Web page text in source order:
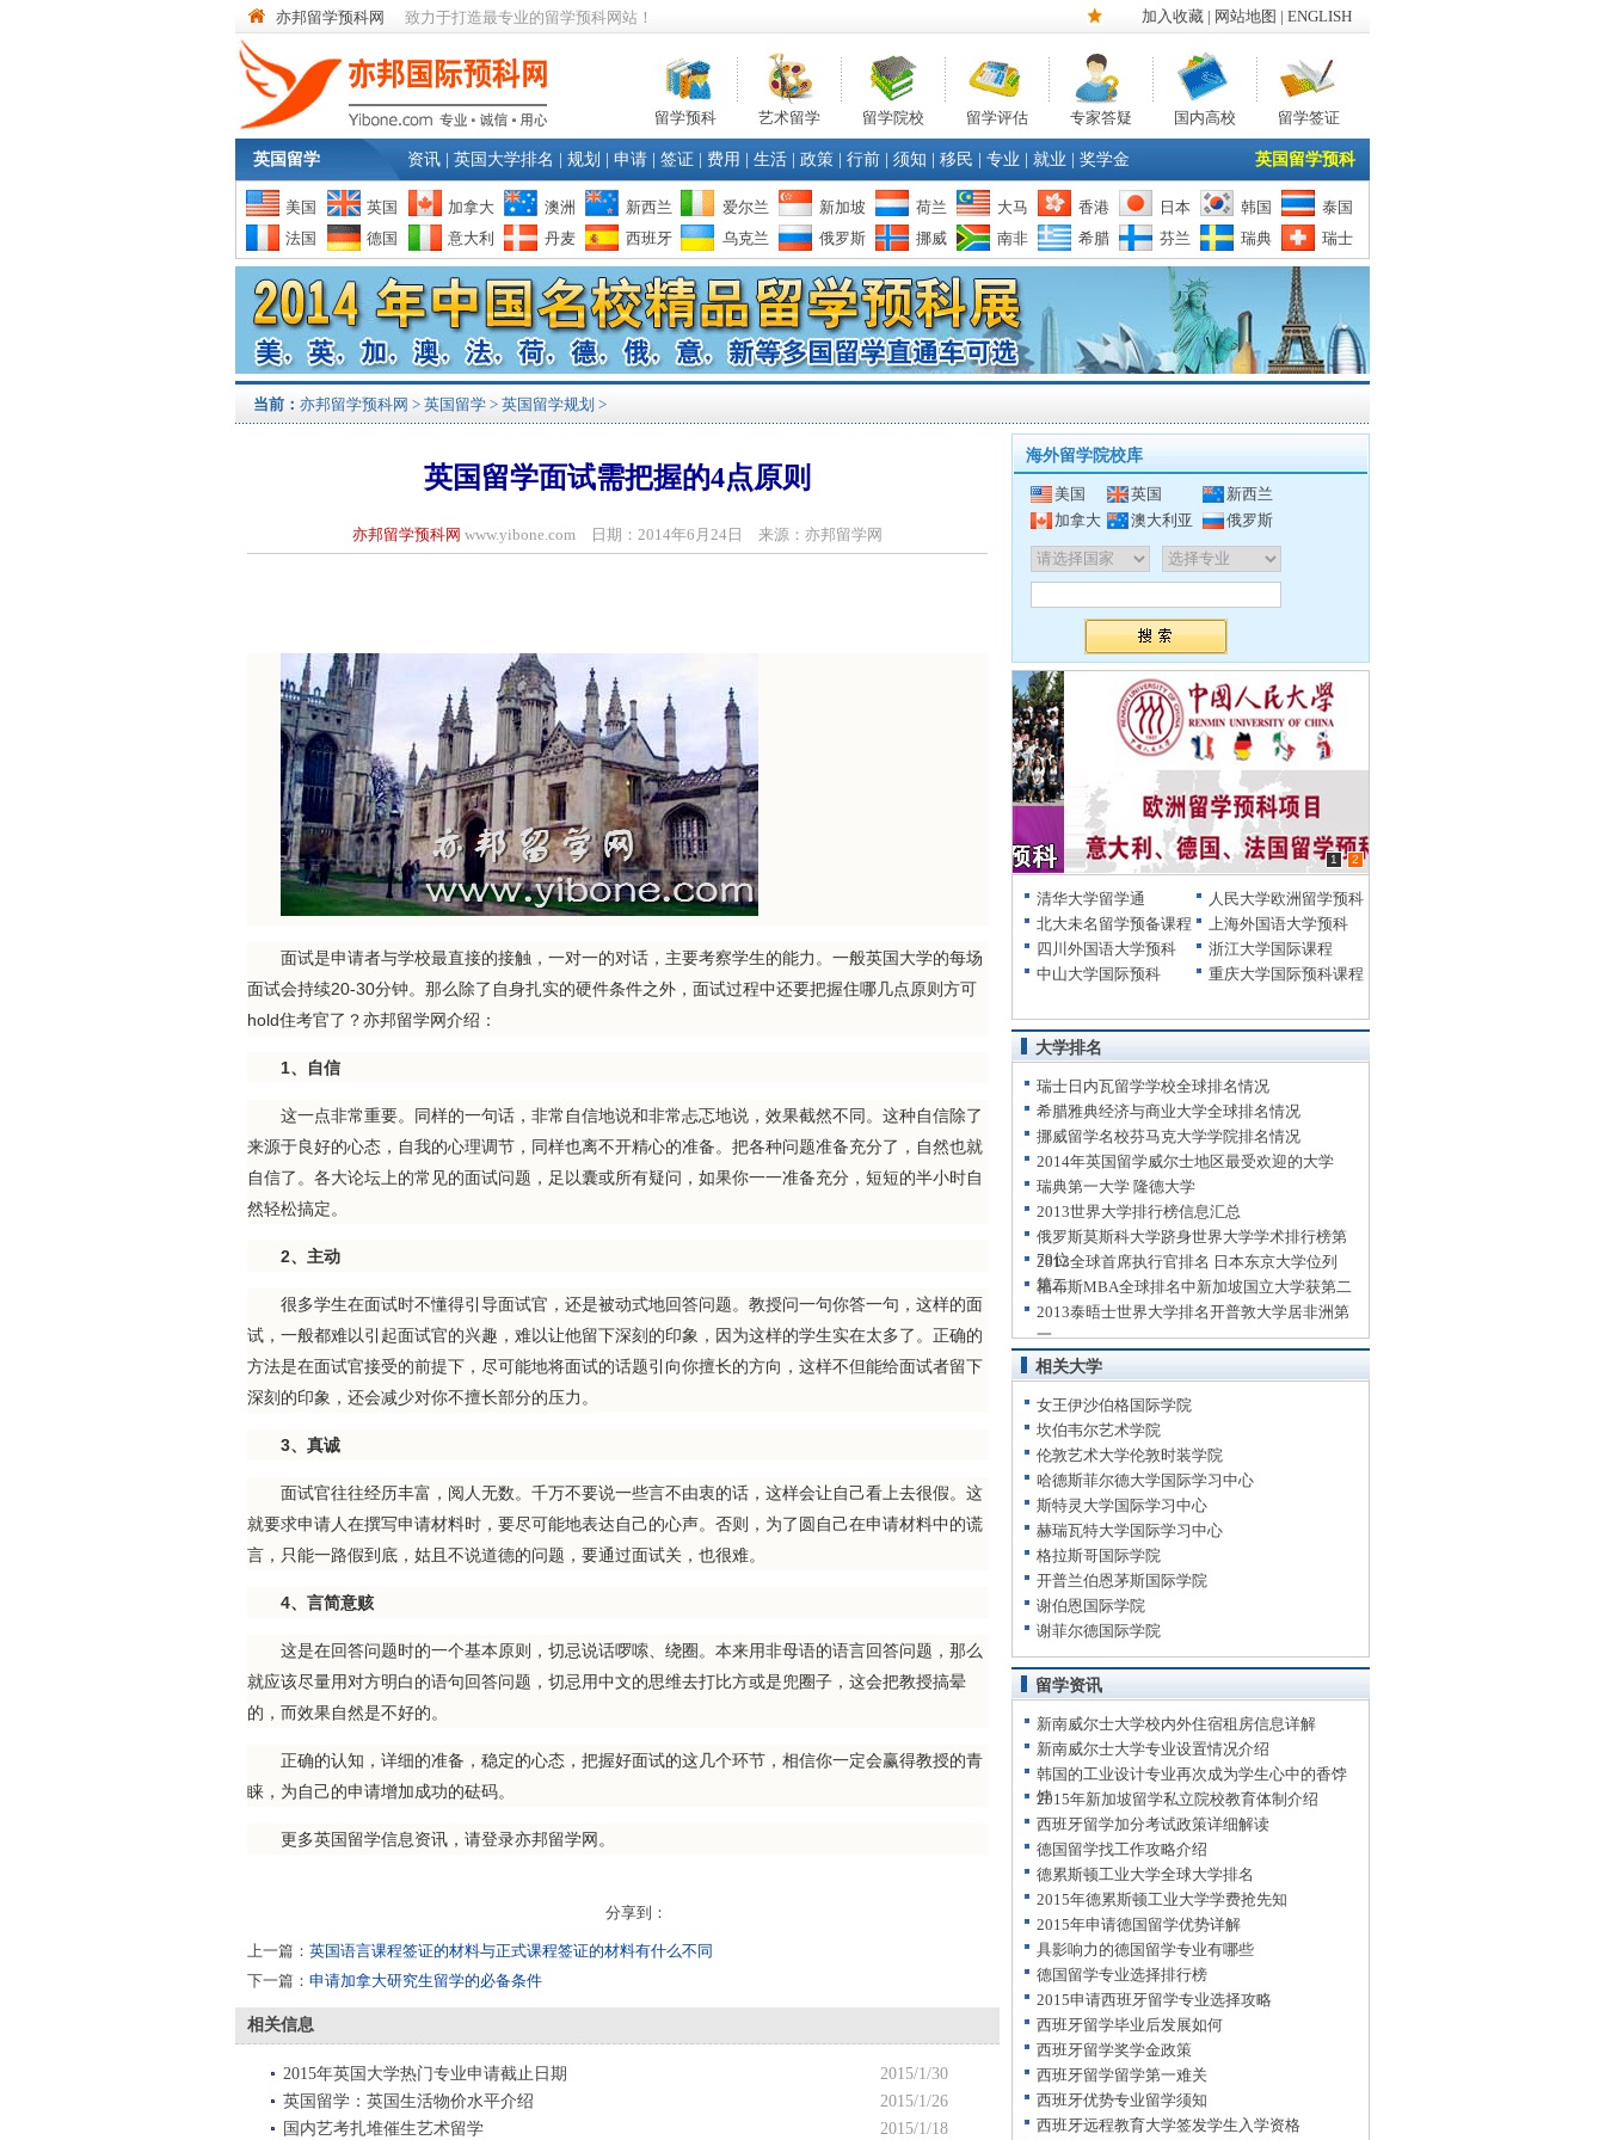
亦邦留学预科网 致力于打造最专业的留学预科网站！ 加入收藏 | 网站地图 | ENGLISH
留学预科 艺术留学 留学院校 留学评估 专家答疑 国内高校 留学签证
英国留学 资讯 英国大学排名 规划 申请 签证 费用 生活 政策 行前 须知 移民 专业 就业 奖学金 英国留学预科
美国 英国 加拿大 澳洲 新西兰 爱尔兰 新加坡 荷兰 大马 香港 日本 韩国
泰国
法国
德国 意大利 丹麦 西班牙 乌克兰 俄罗斯 挪威 南非 希腊 芬兰 瑞典 瑞士
当前： 亦邦留学预科网 > 英国留学 > 英国留学规划 >
英国留学面试需把握的4点原则
亦邦留学预科网 www.yibone.com 日期：2014年6月24日 来源：亦邦留学网
面试是申请者与学校最直接的接触，一对一的对话，主要考察学生的能力。一般英国大学的每场
面试会持续20-30分钟。那么除了自身扎实的硬件条件之外，面试过程中还要把握住哪几点原则方可
hold住考官了？亦邦留学网介绍：
1、自信
这一点非常重要。同样的一句话，非常自信地说和非常忐忑地说，效果截然不同。这种自信除了
来源于良好的心态，自我的心理调节，同样也离不开精心的准备。把各种问题准备充分了，自然也就
自信了。各大论坛上的常见的面试问题，足以囊或所有疑问，如果你一一准备充分，短短的半小时自
然轻松搞定。
2、主动
很多学生在面试时不懂得引导面试官，还是被动式地回答问题。教授问一句你答一句，这样的面
试，一般都难以引起面试官的兴趣，难以让他留下深刻的印象，因为这样的学生实在太多了。正确的
方法是在面试官接受的前提下，尽可能地将面试的话题引向你擅长的方向，这样不但能给面试者留下
深刻的印象，还会减少对你不擅长部分的压力。
3、真诚
面试官往往经历丰富，阅人无数。千万不要说一些言不由衷的话，这样会让自己看上去很假。这
就要求申请人在撰写申请材料时，要尽可能地表达自己的心声。否则，为了圆自己在申请材料中的谎
言，只能一路假到底，姑且不说道德的问题，要通过面试关，也很难。
4、言简意赅
这是在回答问题时的一个基本原则，切忌说话啰嗦、绕圈。本来用非母语的语言回答问题，那么
就应该尽量用对方明白的语句回答问题，切忌用中文的思维去打比方或是兜圈子，这会把教授搞晕
的，而效果自然是不好的。
正确的认知，详细的准备，稳定的心态，把握好面试的这几个环节，相信你一定会赢得教授的青
睐，为自己的申请增加成功的砝码。
更多英国留学信息资讯，请登录亦邦留学网。
分享到：
上一篇： 英国语言课程签证的材料与正式课程签证的材料有什么不同
下一篇： 申请加拿大研究生留学的必备条件
相关信息
2015/1/30
2015年英国大学热门专业申请截止日期
2015/1/26
英国留学：英国生活物价水平介绍
2015/1/18
国内艺考扎堆催生艺术留学
海外留学院校库
美国 英国
新西兰
加拿大
澳大利亚 俄罗斯
1 2
清华大学留学通
人民大学欧洲留学预科
北大未名留学预备课程
上海外国语大学预科
四川外国语大学预科
浙江大学国际课程
中山大学国际预科
重庆大学国际预科课程
大学排名
瑞士日内瓦留学学校全球排名情况
希腊雅典经济与商业大学全球排名情况
挪威留学名校芬马克大学学院排名情况
2014年英国留学威尔士地区最受欢迎的大学
瑞典第一大学 隆德大学
2013世界大学排行榜信息汇总
俄罗斯莫斯科大学跻身世界大学学术排行榜第
79位
2013全球首席执行官排名 日本东京大学位列
第二
福布斯MBA全球排名中新加坡国立大学获第二
2013泰晤士世界大学排名开普敦大学居非洲第
一
相关大学
女王伊沙伯格国际学院
坎伯韦尔艺术学院
伦敦艺术大学伦敦时装学院
哈德斯菲尔德大学国际学习中心
斯特灵大学国际学习中心
赫瑞瓦特大学国际学习中心
格拉斯哥国际学院
开普兰伯恩茅斯国际学院
谢伯恩国际学院
谢菲尔德国际学院
留学资讯
新南威尔士大学校内外住宿租房信息详解
新南威尔士大学专业设置情况介绍
韩国的工业设计专业再次成为学生心中的香饽
饽
2015年新加坡留学私立院校教育体制介绍
西班牙留学加分考试政策详细解读
德国留学找工作攻略介绍
德累斯顿工业大学全球大学排名
2015年德累斯顿工业大学学费抢先知
2015年申请德国留学优势详解
具影响力的德国留学专业有哪些
德国留学专业选择排行榜
2015申请西班牙留学专业选择攻略
西班牙留学毕业后发展如何
西班牙留学奖学金政策
西班牙留学留学第一难关
西班牙优势专业留学须知
西班牙远程教育大学签发学生入学资格